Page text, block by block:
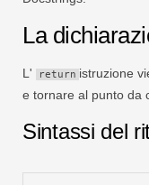
La
L' return istruzione
e tornare al punto da
Sintassi del